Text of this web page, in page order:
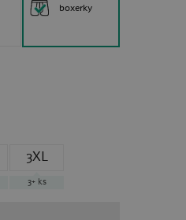
boxerky
3XL
3+ ks